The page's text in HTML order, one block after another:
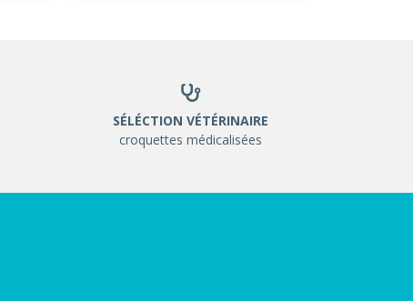
SÉLÉCTION VÉTÉRINAIRE
croquettes médicalisées